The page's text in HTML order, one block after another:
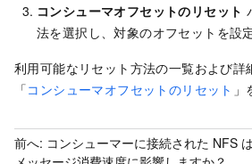
コンシューマオフセットのリセット
法を選択し、対象のオフセットを設
利用可能なリセット方法の一覧および詳
「コンシューマオフセットのリセット
前へ: コンシューマーに接続された NFS は